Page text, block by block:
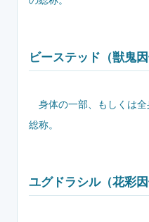
ビーステッド（獣鬼因
身体の一部、もしくは
総称。
ユグドラシル（花彩因